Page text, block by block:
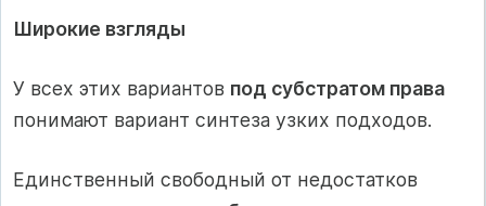
Широкие взгляды
У всех этих вариантов под субстратом права
понимают вариант синтеза узких подходов.
Единственный свободный от недостатков